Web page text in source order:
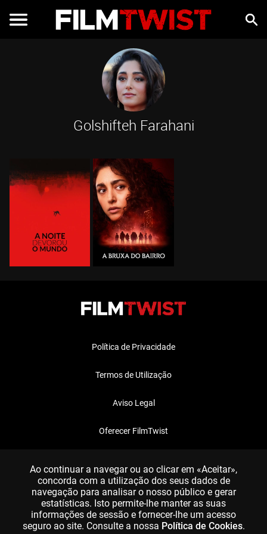
Golshifteh Farahani
Política de Privacidade
Termos de Utilização
Aviso Legal
Oferecer FilmTwist
Ao continuar a navegar ou ao clicar em «Aceitar»,
concorda com a utilização dos seus dados de
navegação para analisar o nosso público e gerar
estatísticas. Isto permite-lhe manter as suas
informações de sessão e fornecer-lhe um acesso
seguro ao site. Consulte a nossa Política de Cookies.